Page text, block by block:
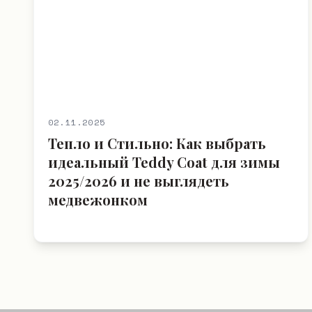
02.11.2025
Тепло и Стильно: Как выбрать
идеальный Teddy Coat для зимы
2025/2026 и не выглядеть
медвежонком